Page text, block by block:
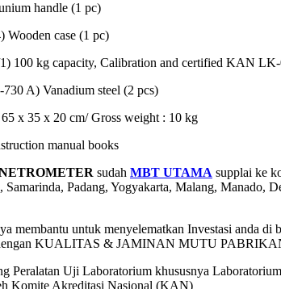
handle (1 pc)
Wooden case (1 pc)
100 kg capacity, Calibration and certified KAN
A) Vanadium steel (2 pcs)
x 35 x 20 cm/ Gross weight : 10 kg
manual books
sudah MBT UTAMA supplai ke
Samarinda, Padang, Yogyakarta, Malang, Manado,
membantu untuk menyelematkan Investasi anda
KUALITAS & JAMINAN MUTU
Peralatan Uji Laboratorium khususnya
Komite Akreditasi Nasional (KAN)